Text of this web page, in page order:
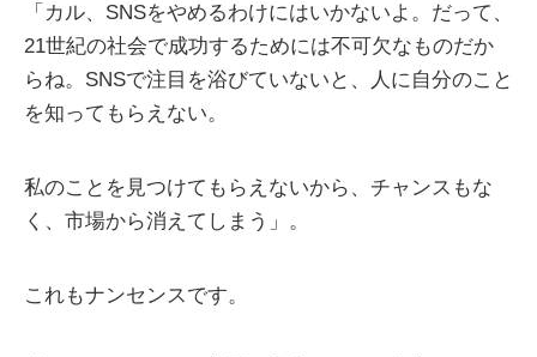
「カル、SNSをやめるわけにはいかないよ。だって、
21世紀の社会で成功するためには不可欠なものだか
らね。SNSで注目を浴びていないと、人に自分のこと
を知ってもらえない。
私のことを見つけてもらえないから、チャンスもな
く、市場から消えてしまう」。
これもナンセンスです。